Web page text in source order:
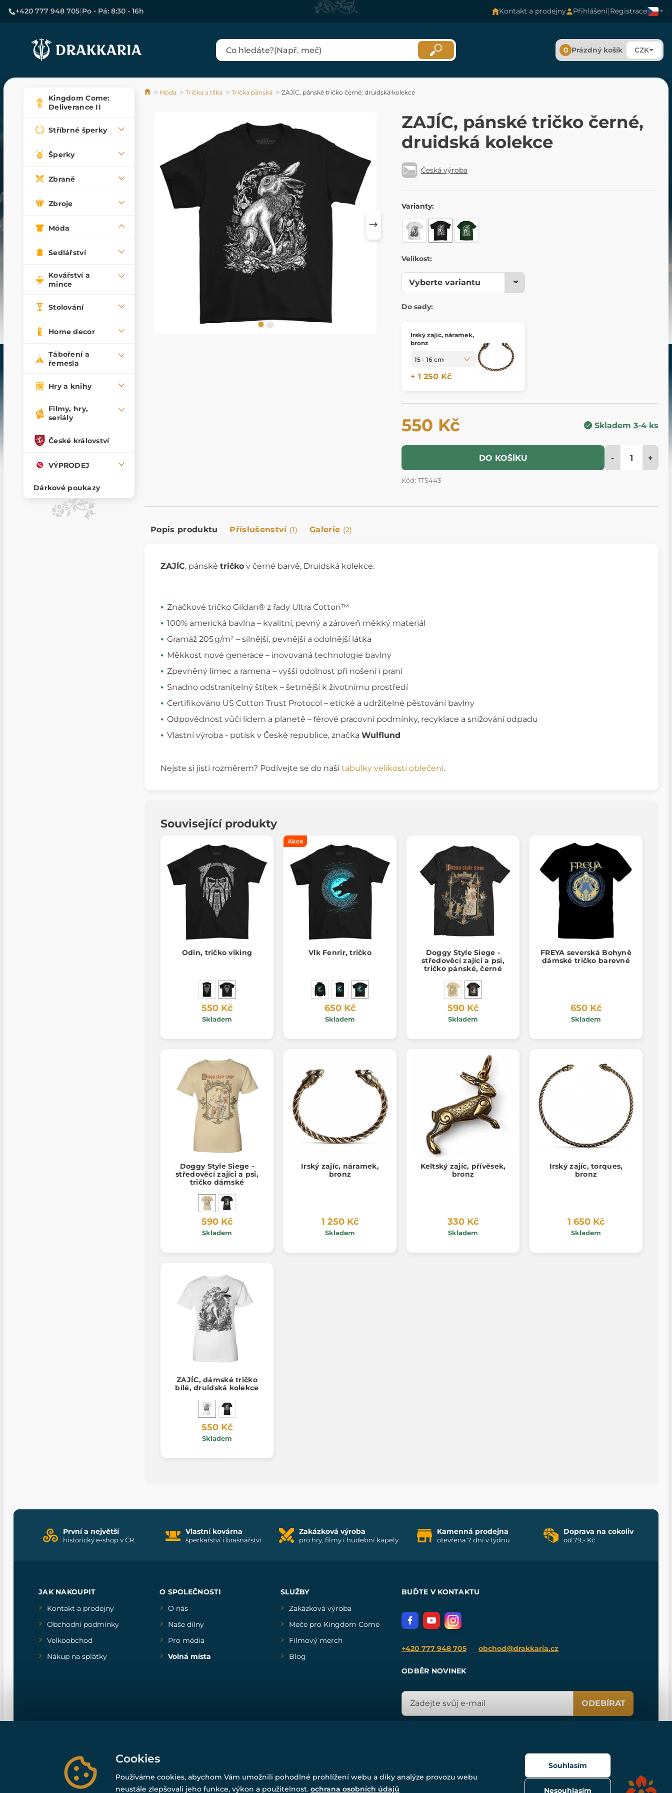
+420 777 948 705|Po - Pá: 8:30 - 16h Kontakt a prodejny Přihlášení|Registrace
0 Prázdný košík CZK
Kingdom Come:
Deliverance II
Stříbrné šperky
Šperky
Zbraně
Zbroje
Móda
Sedlářství
Kovářství a
mince
Stolování
Home decor
Táboření a
řemesla
Hry a knihy
Filmy, hry,
seriály
České království
VÝPRODEJ
Dárkové poukazy
Móda Trička a tílka Trička pánská ZAJÍC, pánské tričko černé, druidská kolekce
ZAJÍC, pánské tričko černé,
druidská kolekce
Česká výroba
Varianty:
Velikost:
Do sady:
Irský zajíc, náramek,
bronz
+ 1 250 Kč
550 Kč Skladem 3-4 ks
DO KOŠÍKU - +
Kód: TTS443
Popis produktu Příslušenství (1) Galerie (2)
ZAJÍC, pánské tričko v černé barvě, Druidská kolekce.
Značkové tričko Gildan® z řady Ultra Cotton™
100% americká bavlna – kvalitní, pevný a zároveň měkký materiál
Gramáž 205 g/m² – silnější, pevnější a odolnější látka
Měkkost nové generace – inovovaná technologie bavlny
Zpevněný límec a ramena – vyšší odolnost při nošení i praní
Snadno odstranitelný štítek – šetrnější k životnímu prostředí
Certifikováno US Cotton Trust Protocol – etické a udržitelné pěstování bavlny
Odpovědnost vůči lidem a planetě – férové pracovní podmínky, recyklace a snižování odpadu
Vlastní výroba - potisk v České republice, značka Wulflund
Nejste si jisti rozměrem? Podívejte se do našítabulky velikostí oblečení.
Související produkty
Odin, tričko viking
550 Kč
Skladem
Akce
Vlk Fenrir, tričko
650 Kč
Skladem
Doggy Style Siege -
středověcí zajíci a psi,
tričko pánské, černé
590 Kč
Skladem
FREYA severská Bohyně
dámské tričko barevné
650 Kč
Skladem
Doggy Style Siege -
středověcí zajíci a psi,
tričko dámské
590 Kč
Skladem
Irský zajíc, náramek,
bronz
1 250 Kč
Skladem
Keltský zajíc, přívěsek,
bronz
330 Kč
Skladem
Irský zajíc, torques,
bronz
1 650 Kč
Skladem
ZAJÍC, dámské tričko
bílé, druidská kolekce
550 Kč
Skladem
První a největší
historický e-shop v ČR
Vlastní kovárna
šperkařství i brašnářství
Zakázková výroba
pro hry, filmy i hudební kapely
Kamenná prodejna
otevřena 7 dní v týdnu
Doprava na cokoliv
od 79,- Kč
JAK NAKOUPIT
Kontakt a prodejny
Obchodní podmínky
Velkoobchod
Nákup na splátky
O SPOLEČNOSTI
O nás
Naše dílny
Pro média
Volná místa
SLUŽBY
Zakázková výroba
Meče pro Kingdom Come
Filmový merch
Blog
BUĎTE V KONTAKTU
+420 777 948 705 obchod@drakkaria.cz
ODBĚR NOVINEK
ODEBÍRAT
Powered bySimplia.cz, protected by reCAPTCHA.
Cookies
Používáme cookies, abychom Vám umožnili pohodlné prohlížení webu a díky analýze provozu webu
neustále zlepšovali jeho funkce, výkon a použitelnost. ochrana osobních údajů Nesouhlasím
Souhlasím